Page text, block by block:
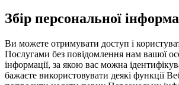
Збір персональної
Ви можете отримувати доступ і
Послугами без повідомлення нам вашої
інформації, за якою вас можна
бажаєте використовувати деякі функції